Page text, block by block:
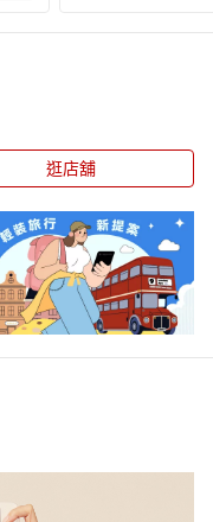
逛店舖